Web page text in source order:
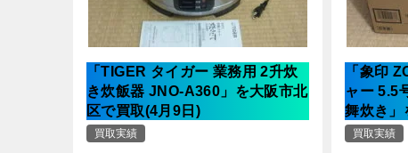
「TIGER タイガー 業務用 2升炊
き炊飯器 JNO-A360」を大阪市北
区で買取(4月9日)
買取実績
「象印
ャー 5.5
舞炊き」
(10月13日
買取実績